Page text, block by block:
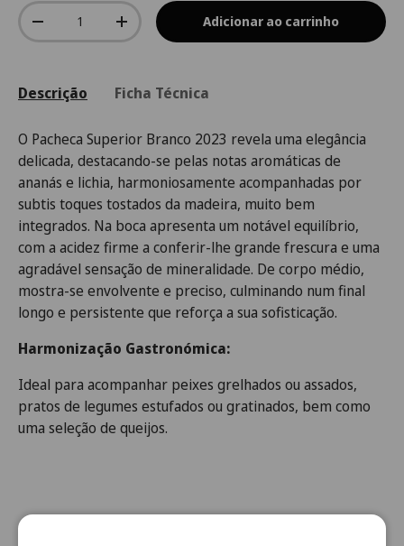
Qtd.
-
+ Adicionar ao carrinho
Descrição Ficha Técnica
O Pacheca Superior Branco 2023 revela uma elegância
delicada, destacando-se pelas notas aromáticas de
ananás e lichia, harmoniosamente acompanhadas por
subtis toques tostados da madeira, muito bem
integrados. Na boca apresenta um notável equilíbrio,
com a acidez firme a conferir-lhe grande frescura e uma
agradável sensação de mineralidade. De corpo médio,
mostra-se envolvente e preciso, culminando num final
longo e persistente que reforça a sua sofisticação.
Harmonização Gastronómica:
Ideal para acompanhar peixes grelhados ou assados,
pratos de legumes estufados ou gratinados, bem como
uma seleção de queijos.